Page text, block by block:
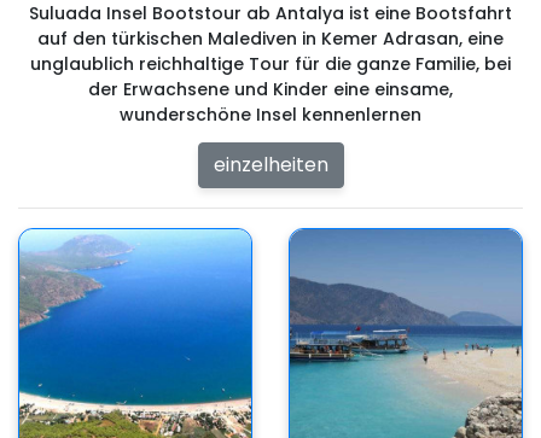
Suluada Insel Bootstour ab Antalya ist eine Bootsfahrt
auf den türkischen Malediven in Kemer Adrasan, eine
unglaublich reichhaltige Tour für die ganze Familie, bei
der Erwachsene und Kinder eine einsame,
wunderschöne Insel kennenlernen
einzelheiten